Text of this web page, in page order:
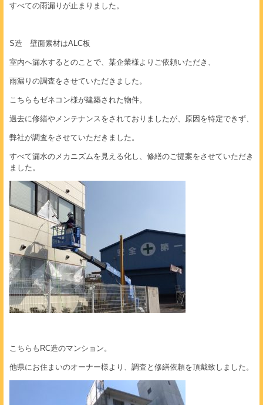
すべての雨漏りが止まりました。
S造 壁面素材はALC板
室内へ漏水するとのことで、某企業様よりご依頼いただき、
雨漏りの調査をさせていただきました。
こちらもゼネコン様が建築された物件。
過去に修繕やメンテナンスをされておりましたが、原因を特定できず、
弊社が調査をさせていただきました。
すべて漏水のメカニズムを見える化し、修繕のご提案をさせていただき
ました。
こちらもRC造のマンション。
他県にお住まいのオーナー様より、調査と修繕依頼を頂戴致しました。